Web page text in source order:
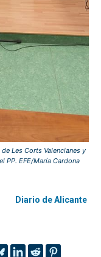
Les Corts Valencianes y
PP. EFE/María Cardona
Diario de Alicante